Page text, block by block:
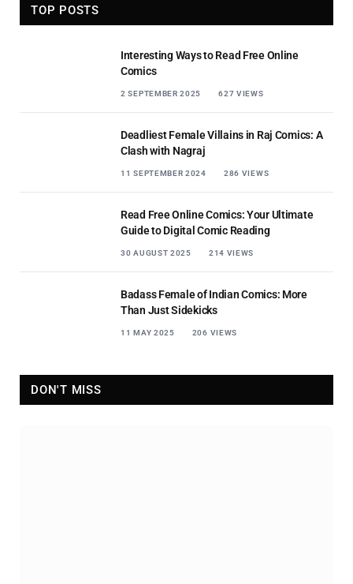
TOP POSTS
Interesting Ways to Read Free Online
Comics
2 SEPTEMBER 2025 627VIEWS
Deadliest Female Villains in Raj Comics: A
Clash with Nagraj
11 SEPTEMBER 2024 286 VIEWS
Read Free Online Comics: Your Ultimate
Guide to Digital Comic Reading
30 AUGUST 2025 214 VIEWS
Badass Female of Indian Comics: More
Than Just Sidekicks
11 MAY 2025 206 VIEWS
DON'T MISS